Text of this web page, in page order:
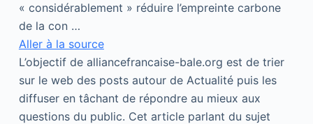
« considérablement » réduire l’empreinte carbone
de la con …
Aller à la source
L’objectif de alliancefrancaise-bale.org est de trier
sur le web des posts autour de Actualité puis les
diffuser en tâchant de répondre au mieux aux
questions du public. Cet article parlant du sujet